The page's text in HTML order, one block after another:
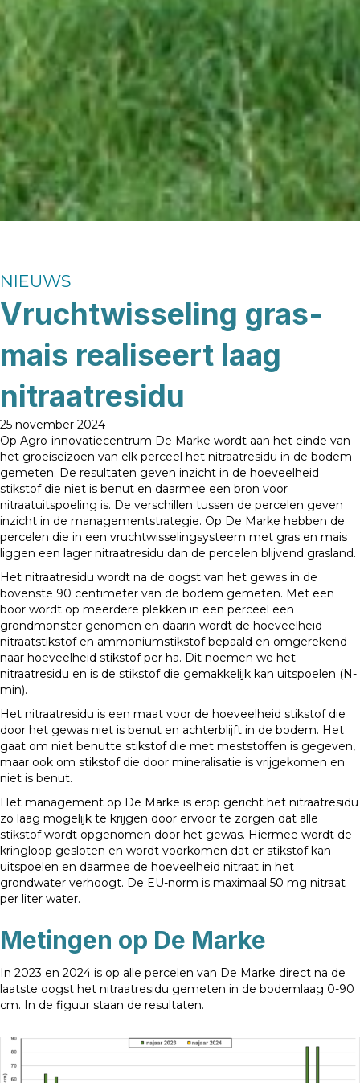
NIEUWS
Vruchtwisseling gras-
mais realiseert laag
nitraatresidu
25 november 2024
Op Agro-innovatiecentrum De Marke wordt aan het einde van
het groeiseizoen van elk perceel het nitraatresidu in de bodem
gemeten. De resultaten geven inzicht in de hoeveelheid
stikstof die niet is benut en daarmee een bron voor
nitraatuitspoeling is. De verschillen tussen de percelen geven
inzicht in de managementstrategie. Op De Marke hebben de
percelen die in een vruchtwisselingsysteem met gras en mais
liggen een lager nitraatresidu dan de percelen blijvend grasland.
Het nitraatresidu wordt na de oogst van het gewas in de
bovenste 90 centimeter van de bodem gemeten. Met een
boor wordt op meerdere plekken in een perceel een
grondmonster genomen en daarin wordt de hoeveelheid
nitraatstikstof en ammoniumstikstof bepaald en omgerekend
naar hoeveelheid stikstof per ha. Dit noemen we het
nitraatresidu en is de stikstof die gemakkelijk kan uitspoelen (N-
min).
Het nitraatresidu is een maat voor de hoeveelheid stikstof die
door het gewas niet is benut en achterblijft in de bodem. Het
gaat om niet benutte stikstof die met meststoffen is gegeven,
maar ook om stikstof die door mineralisatie is vrijgekomen en
niet is benut.
Het management op De Marke is erop gericht het nitraatresidu
zo laag mogelijk te krijgen door ervoor te zorgen dat alle
stikstof wordt opgenomen door het gewas. Hiermee wordt de
kringloop gesloten en wordt voorkomen dat er stikstof kan
uitspoelen en daarmee de hoeveelheid nitraat in het
grondwater verhoogt. De EU-norm is maximaal 50 mg nitraat
per liter water.
Metingen op De Marke
In 2023 en 2024 is op alle percelen van De Marke direct na de
laatste oogst het nitraatresidu gemeten in de bodemlaag 0-90
cm. In de figuur staan de resultaten.